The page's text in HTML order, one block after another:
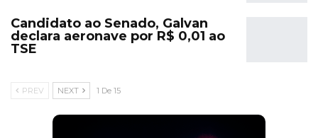
Candidato ao Senado, Galvan
declara aeronave por R$ 0,01 ao
TSE
PREV NEXT 1 De 15